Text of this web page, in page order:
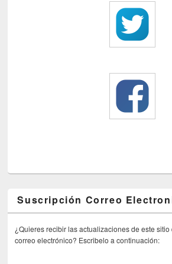
Suscripción Correo
¿Quieres recibir las actualizaciones de este sitio
correo electrónico? Escribelo a continuación: